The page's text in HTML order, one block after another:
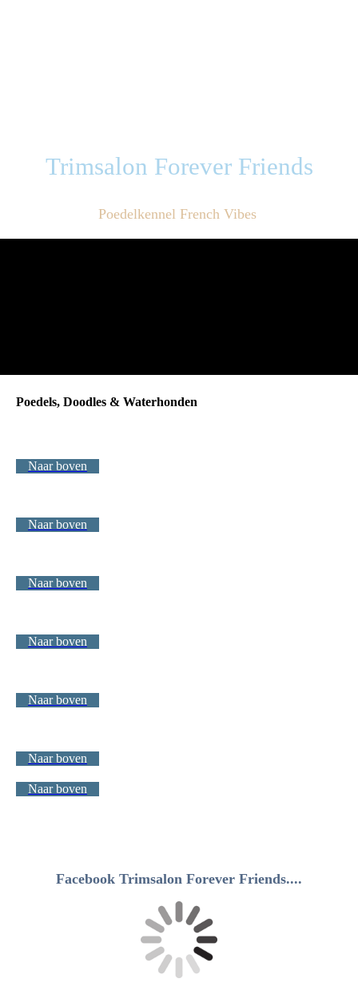
Trimsalon Forever Friends
Poedelkennel French Vibes
Poedels, Doodles & Waterhonden
Naar boven
Naar boven
Naar boven
Naar boven
Naar boven
Naar boven
Naar boven
Facebook Trimsalon Forever Friends....